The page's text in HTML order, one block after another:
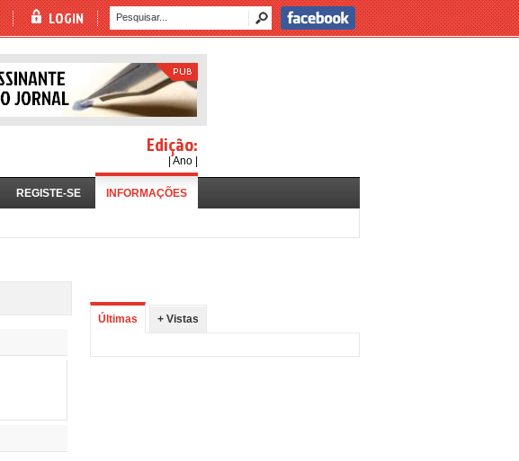
LOGIN
Edição:
| Ano |
REGISTE-SE INFORMAÇÕES
Últimas + Vistas